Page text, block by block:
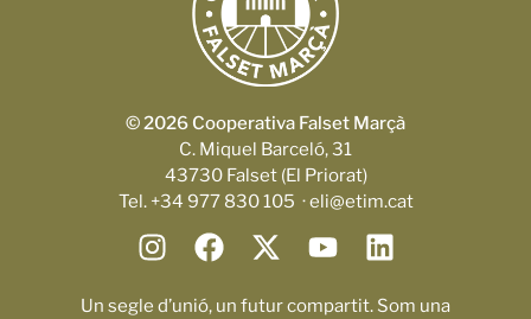
© 2026 Cooperativa Falset Marçà
C. Miquel Barceló, 31
43730 Falset (El Priorat)
Tel. +34 977 830 105 · eli@etim.cat
Un segle d’unió, un futur compartit. Som una